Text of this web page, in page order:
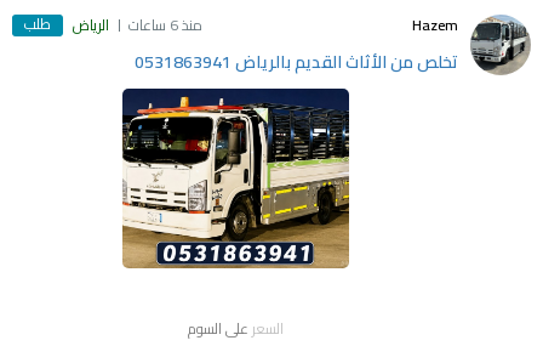
Hazem منذ 6 ساعات الرياض طلب
تخلص من الأثاث القديم بالرياض 0531863941
السعر على السوم